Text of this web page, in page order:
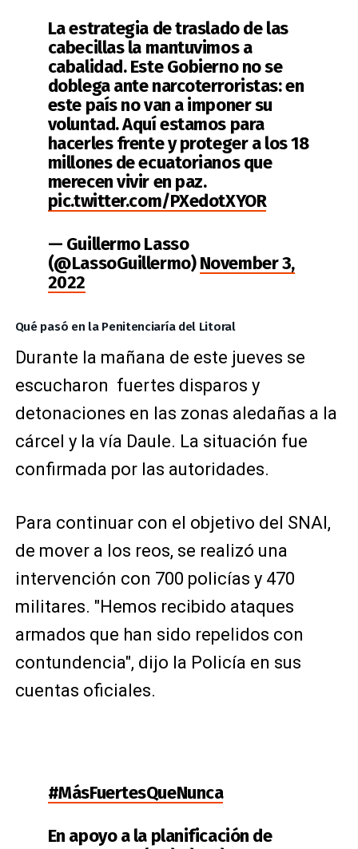
La estrategia de traslado de las
cabecillas la mantuvimos a
cabalidad. Este Gobierno no se
doblega ante narcoterroristas: en
este país no van a imponer su
voluntad. Aquí estamos para
hacerles frente y proteger a los 18
millones de ecuatorianos que
merecen vivir en paz.
pic.twitter.com/PXedotXYOR
— Guillermo Lasso
(@LassoGuillermo)November 3,
2022
Qué pasó en la Penitenciaría del Litoral
Durante la mañana de este jueves se
escucharon fuertes disparos y
detonaciones en las zonas aledañas a la
cárcel y la vía Daule. La situación fue
confirmada por las autoridades.
Para continuar con el objetivo del SNAI,
de mover a los reos, se realizó una
intervención con 700 policías y 470
militares. "Hemos recibido ataques
armados que han sido repelidos con
contundencia", dijo la Policía en sus
cuentas oficiales.
#MásFuertesQueNunca
En apoyo a la planificación de